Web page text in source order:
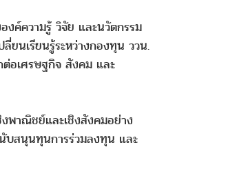
ค์ความรู้ วิจัย และนวัตกรรม
ยนเรียนรู้ระหว่างกองทุน ววน.
อเศรษฐกิจ สังคม และ
พาณิชย์และเชิงสังคมอย่าง
นับสนุนทุนการร่วมลงทุน และ